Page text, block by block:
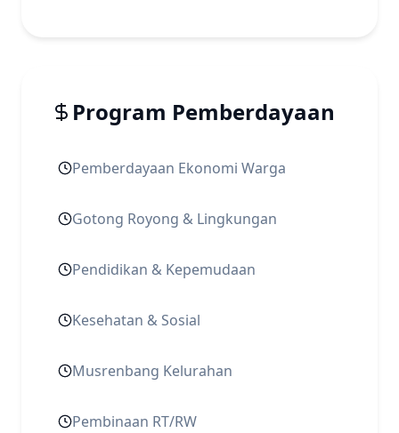
Program Pemberdayaan
Pemberdayaan Ekonomi Warga
Gotong Royong & Lingkungan
Pendidikan & Kepemudaan
Kesehatan & Sosial
Musrenbang Kelurahan
Pembinaan RT/RW